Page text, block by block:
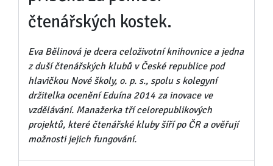
čtenářských kostek.
Eva Bělinová je dcera celoživotní knihovnice a jedna
z duší čtenářských klubů v České republice pod
hlavičkou Nové školy, o. p. s., spolu s kolegyní
držitelka ocenění Eduína 2014 za inovace ve
vzdělávání. Manažerka tří celorepublikových
projektů, které čtenářské kluby šíří po ČR a ověřují
možnosti jejich fungování.